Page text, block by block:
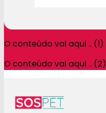
O conteúdo vai aqui .. (1)
O conteúdo vai aqui .. (2)